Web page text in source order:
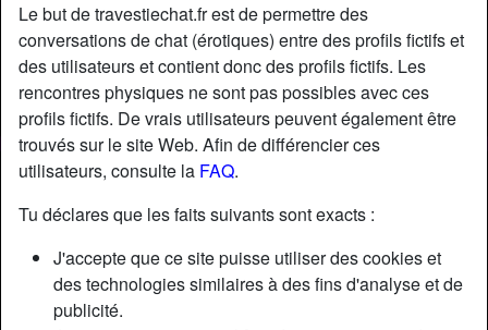
Le but de travestiechat.fr est de permettre des
conversations de chat (érotiques) entre des profils fictifs et
des utilisateurs et contient donc des profils fictifs. Les
rencontres physiques ne sont pas possibles avec ces
profils fictifs. De vrais utilisateurs peuvent également être
trouvés sur le site Web. Afin de différencier ces
utilisateurs, consulte la FAQ.
Tu déclares que les faits suivants sont exacts :
J'accepte que ce site puisse utiliser des cookies et
des technologies similaires à des fins d'analyse et de
publicité.
starAjouter chatDiscuter !